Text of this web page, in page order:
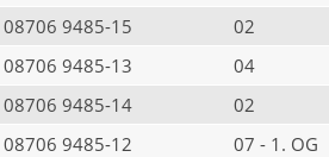
08706 9485-15 02
08706 9485-13 04
08706 9485-14 02
08706 9485-12 07 - 1. OG